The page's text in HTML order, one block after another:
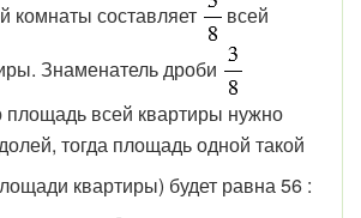
комнаты составляет
всей
Знаменатель дроби
площадь всей квартиры нужно
тогда площадь одной такой
квартиры) будет равна 56 :